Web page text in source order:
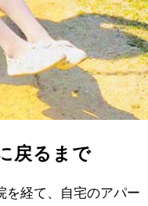
戻るまで
を経て、自宅のアパー